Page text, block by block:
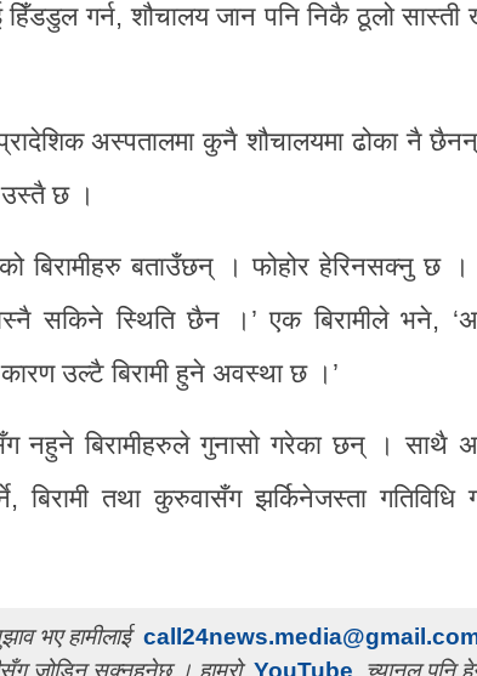
हिँडडुल गर्न, शौचालय जान पनि निकै ठूलो सास्ती
प्रादेशिक अस्पतालमा कुनै शौचालयमा ढोका नै
उस्तै छ ।
बिरामीहरु बताउँछन् । फोहोर हेरिनसक्नु छ ।
सकिने स्थिति छैन ।’ एक बिरामीले भने,
उल्टै बिरामी हुने अवस्था छ ।’
नहुने बिरामीहरुले गुनासो गरेका छन् । साथै
बिरामी तथा कुरुवासँग झर्किनेजस्ता गतिविधि
भए हामीलाई